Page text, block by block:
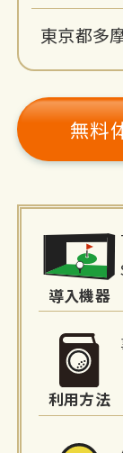
東京都多
無料
報
導入機器
利用方法